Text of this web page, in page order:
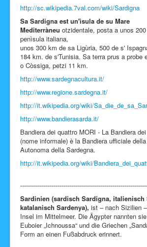
http://sc.wikipedia.7val.com/wiki/Sardigna
Sa Sardigna est un'ìsula de su Mare
Mediterràneu otzidentale, posta a unos
penìsula italiana,
unos 300 km de sa Ligùria, 500 de s'
184 km. de s'Tunisia. Sa terra prus a probe
o Còssiga, petzi 11 km.
http://www.sardegnacultura.it/
http://www.regione.sardegna.it/
http://it.wikipedia.org/wiki/
http://www.bandierasarda.it/
Bandiera dei quattro MORI - La Bandiera
(nome informale) è la Bandiera ufficiale
Autonoma della Sardegna.
http://it.wikipedia.org/wiki/
Sardinien (sardisch Sardigna, italienisch
katalanisch Sardenya), ist – nach Sizilien
Insel im Mittelmeer. Die Ägypter nannten
Euboier „Ichnoussa“ und die Griechen
Form an einen Fußabdruck erinnert.